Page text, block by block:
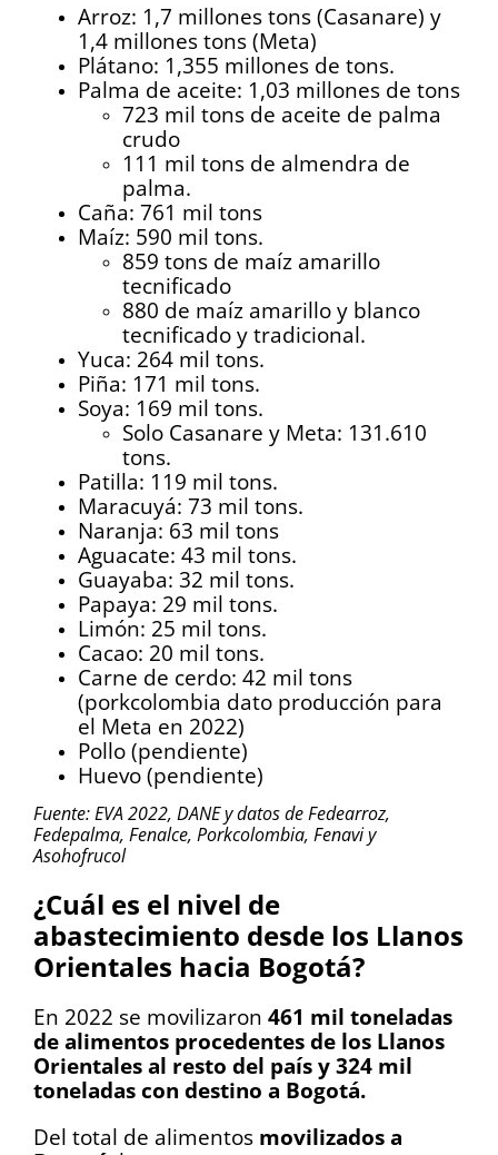
Arroz: 1,7 millones tons (Casanare) y
1,4 millones tons (Meta)
Plátano: 1,355 millones de tons.
Palma de aceite: 1,03 millones de tons
723 mil tons de aceite de palma
crudo
111 mil tons de almendra de
palma.
Caña: 761 mil tons
Maíz: 590 mil tons.
859 tons de maíz amarillo
tecnificado
880 de maíz amarillo y blanco
tecnificado y tradicional.
Yuca: 264 mil tons.
Piña: 171 mil tons.
Soya: 169 mil tons.
Solo Casanare y Meta: 131.610
tons.
Patilla: 119 mil tons.
Maracuyá: 73 mil tons.
Naranja: 63 mil tons
Aguacate: 43 mil tons.
Guayaba: 32 mil tons.
Papaya: 29 mil tons.
Limón: 25 mil tons.
Cacao: 20 mil tons.
Carne de cerdo: 42 mil tons
(porkcolombia dato producción para
el Meta en 2022)
Pollo (pendiente)
Huevo (pendiente)
Fuente: EVA 2022, DANE y datos de Fedearroz,
Fedepalma, Fenalce, Porkcolombia, Fenavi y
Asohofrucol
¿Cuál es el nivel de
abastecimiento desde los Llanos
Orientales hacia Bogotá?
En 2022 se movilizaron 461 mil toneladas
de alimentos procedentes de los Llanos
Orientales al resto del país y 324 mil
toneladas con destino a Bogotá.
Del total de alimentos movilizados a